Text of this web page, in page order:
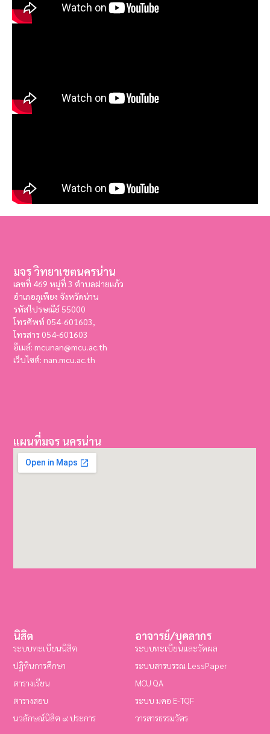
มจร วิทยาเขตนครน่าน
เลขที่ 469 หมู่ที่ 3 ตำบลฝายแก้ว
อำเภอภูเพียง จังหวัดน่าน
รหัสไปรษณีย์ 55000
โทรศัพท์ 054-601603,
โทรสาร054-601603
อีเมล์: mcunan@mcu.ac.th
เว็บไซต์: nan.mcu.ac.th
อาจารย์/บุคลากร
ระบบทะเบียนและวัดผล
ระบบสารบรรณ LessPaper
MCU QA
ระบบ มคอ E-TQF
วารสารธรรมวัตร
นิสิต
ระบบทะเบียนนิสิต
ปฏิทินการศึกษา
ตารางเรียน
ตารางสอบ
นวลักษณ์นิสิต ๙ ประการ
แผนที่มจร นครน่าน